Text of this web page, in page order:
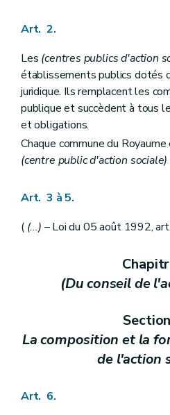
Art. 46
Art. 48
Art. 49
Art. 50
Art. 51
Art.52
Art. 53
Art. 54
Art.54bis
Art.54ter
Art. 55
Chapitre IV Des missions du
Art. 57ter
Art. 57ter/1
quater
57quinquies
Art.57sexies
Art. 58
Art. 2.
Les (centres publics d'action
établissements publics dotés
juridique. Ils remplacent les
publique et succèdent à tous
et obligations.
Chaque commune du
(centre public d'action sociale)
Art. 3 à 5.
( (...) – Loi du 05 août 1992,
(Du conseil de
La composition et la
de l'action
Art. 6.